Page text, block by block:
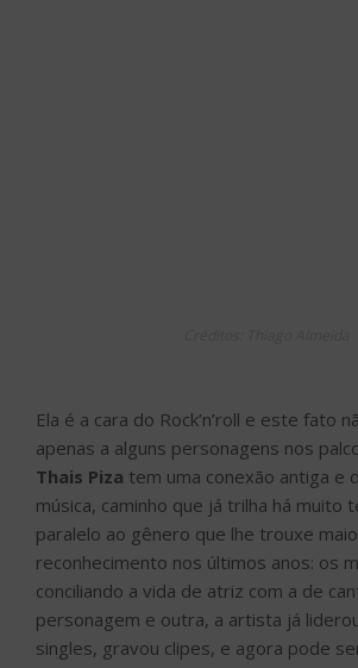
candidatas do programa‘The Voice
sua 10ª edição, em formato especial.
Escolhida porLulu Santos, o famoso
responsável por orientar e
jornada da artista no reality, e que
por muito pop-rock, nacional e
estilo pessoal e profissional já
não deixa faltar em sua playlist o rock